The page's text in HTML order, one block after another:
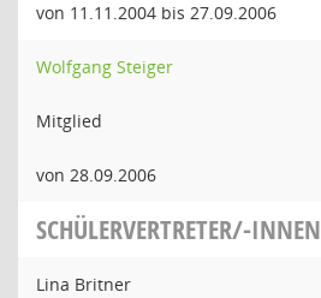
von 11.11.2004 bis 27.09.2006
Wolfgang Steiger
Mitglied
von 28.09.2006
SCHÜLERVERTRETER/-INNEN
Lina Britner